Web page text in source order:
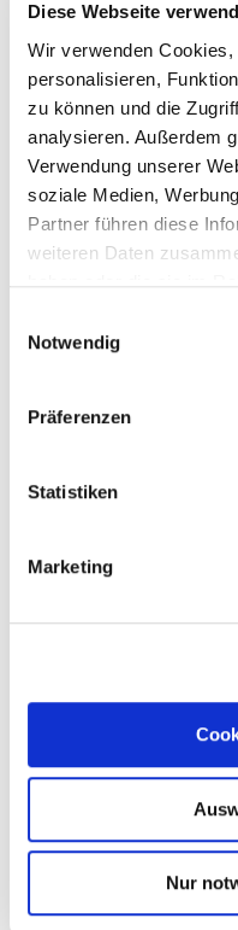
Diese Webseite
Wir verwenden
personalisieren,
zu können und die
analysieren. Außerdem
Verwendung unserer
soziale Medien,
Partner führen diese
weiteren Daten
Notwendig
Präferenzen
Statistiken
Marketing
Nur
mittelständische
validieren, kaum zu
Edina Brenner:„Die
ausruhen, dass 1:1-
„One in, one out“-
sich auf europäischer
Bürokratieabbau
Master of Science
M+49 1590 4184842
Downloads
Druckfähige Bilder
unseremPressebereich.
Bei Verwendung dieser